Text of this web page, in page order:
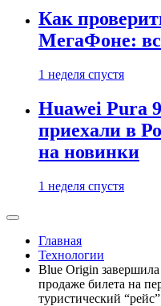
Как
МегаФоне:
1 неделя спустя
Huawei Pura
приехали в
на новинки
1 неделя спустя
Главная
Технологии
Blue Origin
продаже билета на
туристический “рейс”